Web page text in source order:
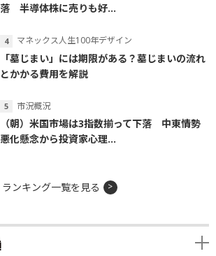
落 半導体株に売りも好...
マネックス人生100年デザイン
「墓じまい」には期限がある？墓じまいの流れ
とかかる費用を解説
市況概況
（朝）米国市場は3指数揃って下落 中東情勢
悪化懸念から投資家心理...
ランキング一覧を見る